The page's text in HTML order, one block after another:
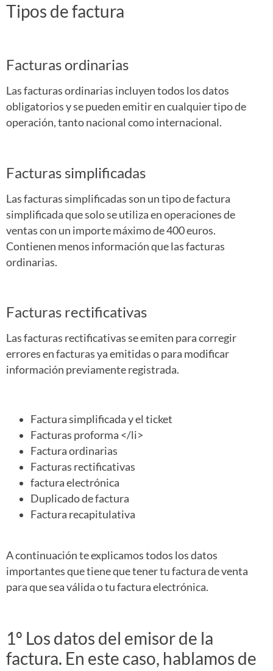
Tipos de factura
Facturas ordinarias
Las facturas ordinarias incluyen todos los datos
obligatorios y se pueden emitir en cualquier tipo de
operación, tanto nacional como internacional.
Facturas simplificadas
Las facturas simplificadas son un tipo de factura
simplificada que solo se utiliza en operaciones de
ventas con un importe máximo de 400 euros.
Contienen menos información que las facturas
ordinarias.
Facturas rectificativas
Las facturas rectificativas se emiten para corregir
errores en facturas ya emitidas o para modificar
información previamente registrada.
Factura simplificada y el ticket
Facturas proforma </li>
Factura ordinarias
Facturas rectificativas
factura electrónica
Duplicado de factura
Factura recapitulativa
A continuación te explicamos todos los datos
importantes que tiene que tener tu factura de venta
para que sea válida o tu factura electrónica.
1º Los datos del emisor de la
factura. En este caso, hablamos de